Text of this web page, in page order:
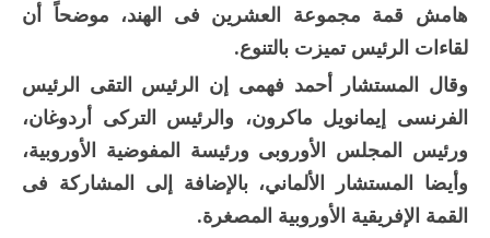
هامش قمة مجموعة العشرين فى الهند، موضحاً أن
لقاءات الرئيس تميزت بالتنوع.
وقال المستشار أحمد فهمى إن الرئيس التقى الرئيس
الفرنسى إيمانويل ماكرون، والرئيس التركى أردوغان،
ورئيس المجلس الأوروبى ورئيسة المفوضية الأوروبية،
وأيضا المستشار الألماني، بالإضافة إلى المشاركة فى
القمة الإفريقية الأوروبية المصغرة.